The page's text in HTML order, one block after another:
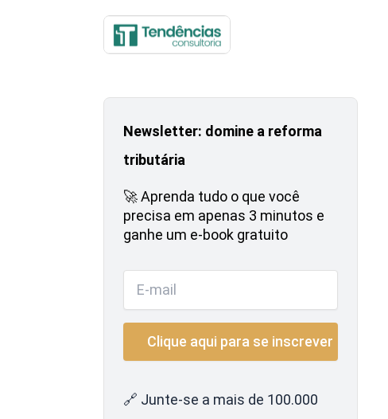
Newsletter: domine a reforma
tributária
🚀 Aprenda tudo o que você
precisa em apenas 3 minutos e
ganhe um e-book gratuito
🔗 Junte-se a mais de 100.000